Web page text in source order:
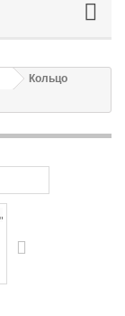
Кольцо